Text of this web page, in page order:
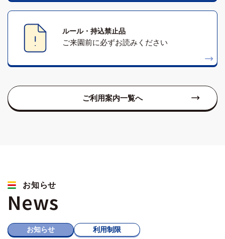
ルール・持込禁止品
ご来園前に必ずお読みください
ご利用案内一覧へ
お知らせ
News
お知らせ 利用制限